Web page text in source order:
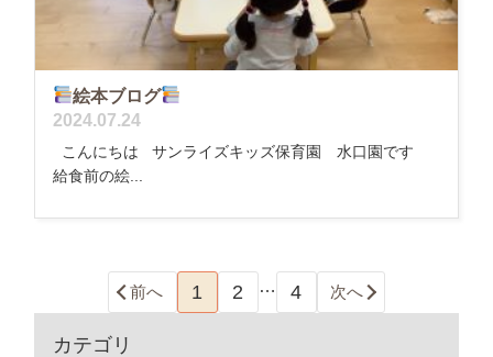
絵本ブログ
2024.07.24
こんにちは サンライズキッズ保育園 水口園です
給食前の絵...
前へ 1 2 … 4 次へ
カテゴリ